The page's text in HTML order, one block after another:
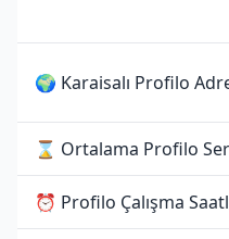
🌍 Karaisalı Profilo
⌛ Ortalama Profilo
⏰ Profilo Çalışma